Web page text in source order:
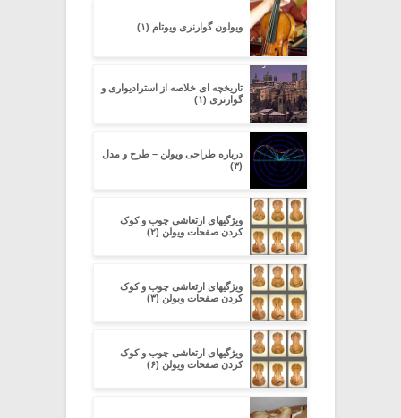
ویولون گوارنری ویوتام (۱)
تاریخچه ای خلاصه از استرادیواری و
گوارنری (۱)
درباره طراحی ویولن – طرح و مدل
(۳)
ویژگیهای ارتعاشی چوب و کوک
کردن صفحات ویولن (۲)
ویژگیهای ارتعاشی چوب و کوک
کردن صفحات ویولن (۳)
ویژگیهای ارتعاشی چوب و کوک
کردن صفحات ویولن (۶)